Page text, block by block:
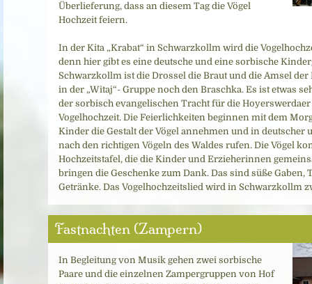
Überlieferung, dass an diesem Tag die Vögel
Hochzeit feiern.
In der Kita „Krabat“ in Schwarzkollm wird die
denn hier gibt es eine deutsche und eine sorbische
Schwarzkollm ist die Drossel die Braut und die Amsel der
in der „Witaj“- Gruppe noch den Braschka. Es ist etwas
der sorbisch evangelischen Tracht für die
Vogelhochzeit. Die Feierlichkeiten beginnen mit dem
Kinder die Gestalt der Vögel annehmen und in deutscher
nach den richtigen Vögeln des Waldes rufen. Die Vögel
Hochzeitstafel, die die Kinder und Erzieherinnen
bringen die Geschenke zum Dank. Das sind süße Gaben,
Getränke. Das Vogelhochzeitslied wird in Schwarzkollm
Fastnachten (Zampern)
In Begleitung von Musik gehen zwei sorbische
Paare und die einzelnen Zampergruppen von Hof